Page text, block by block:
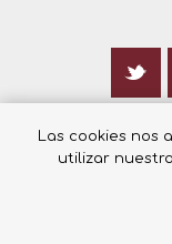
Las cookies nos
utilizar